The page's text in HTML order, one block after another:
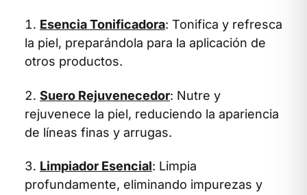
Esencia Tonificadora: Tonifica y refresca
la piel, preparándola para la aplicación de
otros productos.
Suero Rejuvenecedor: Nutre y
rejuvenece la piel, reduciendo la apariencia
de líneas finas y arrugas.
Limpiador Esencial: Limpia
profundamente, eliminando impurezas y